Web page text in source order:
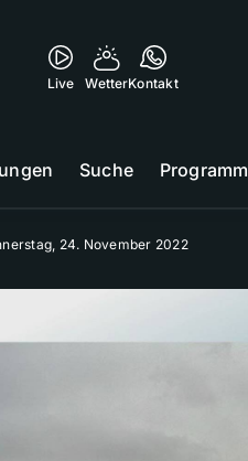
Live WetterKontakt
Suche Programm
24. November 2022